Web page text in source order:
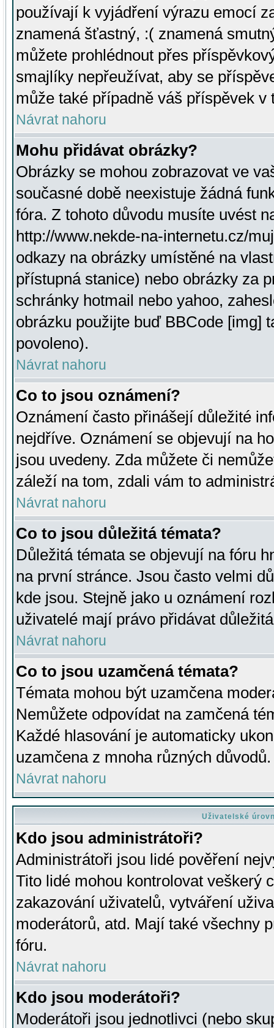
používají k vyjádření výrazu emocí
znamená šťastný, :( znamená
můžete prohlédnout přes
smajlíky nepřeužívat, aby se
může také případně váš příspěvek v
Návrat nahoru
Mohu přidávat obrázky?
Obrázky se mohou zobrazovat ve
současné době neexistuje žádná
fóra. Z tohoto důvodu musíte uvést
http://www.nekde-na-internetu.cz/
odkazy na obrázky umístěné na
přístupná stanice) nebo obrázky za
schránky hotmail nebo yahoo,
obrázku použijte buď BBCode [img]
povoleno).
Návrat nahoru
Co to jsou oznámení?
Oznámení často přinášejí důležité
nejdříve. Oznámení se objevují na
jsou uvedeny. Zda můžete či
záleží na tom, zdali vám to
Návrat nahoru
Co to jsou důležitá témata?
Důležitá témata se objevují na fóru
na první stránce. Jsou často velmi
kde jsou. Stejně jako u oznámení
uživatelé mají právo přidávat
Návrat nahoru
Co to jsou uzamčená témata?
Témata mohou být uzamčena
Nemůžete odpovídat na zamčená
Každé hlasování je automaticky
uzamčena z mnoha různých důvodů.
Návrat nahoru
Uživatelské
Kdo jsou administrátoři?
Administrátoři jsou lidé pověření
Tito lidé mohou kontrolovat veškerý
zakazování uživatelů, vytváření
moderátorů, atd. Mají také všechny
fóru.
Návrat nahoru
Kdo jsou moderátoři?
Moderátoři jsou jednotlivci (nebo